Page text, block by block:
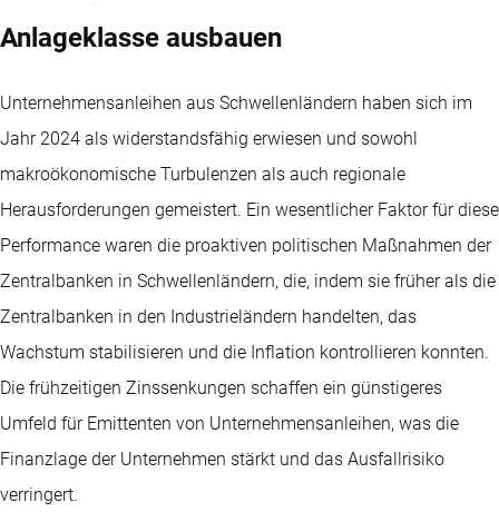
Anlageklasse ausbauen
Unternehmensanleihen aus Schwellenländern haben sich im
Jahr 2024 als widerstandsfähig erwiesen und sowohl
makroökonomische Turbulenzen als auch regionale
Herausforderungen gemeistert. Ein wesentlicher Faktor für diese
Performance waren die proaktiven politischen Maßnahmen der
Zentralbanken in Schwellenländern, die, indem sie früher als die
Zentralbanken in den Industrieländern handelten, das
Wachstum stabilisieren und die Inflation kontrollieren konnten.
Die frühzeitigen Zinssenkungen schaffen ein günstigeres
Umfeld für Emittenten von Unternehmensanleihen, was die
Finanzlage der Unternehmen stärkt und das Ausfallrisiko
verringert.